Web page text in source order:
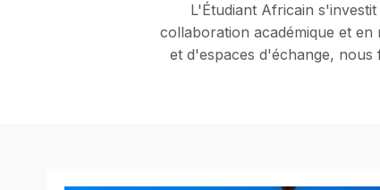
L'Étudiant Africain
collaboration académique et
et d'espaces d'échange,